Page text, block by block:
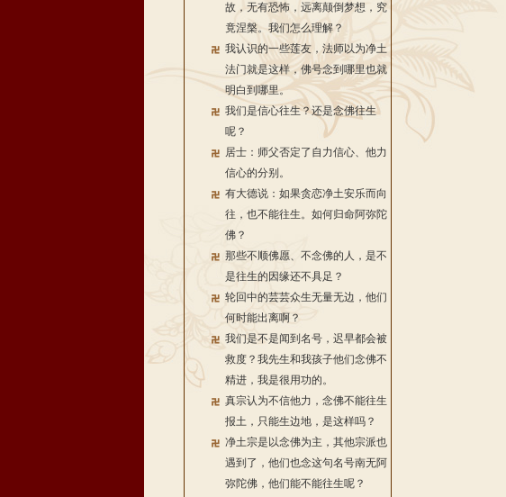
故，无有恐怖，远离颠倒梦想，究
竟涅槃。我们怎么理解？
我认识的一些莲友，法师以为净土
法门就是这样，佛号念到哪里也就
明白到哪里。
我们是信心往生？还是念佛往生
呢？
居士：师父否定了自力信心、他力
信心的分别。
有大德说：如果贪恋净土安乐而向
往，也不能往生。如何归命阿弥陀
佛？
那些不顺佛愿、不念佛的人，是不
是往生的因缘还不具足？
轮回中的芸芸众生无量无边，他们
何时能出离啊？
我们是不是闻到名号，迟早都会被
救度？我先生和我孩子他们念佛不
精进，我是很用功的。
真宗认为不信他力，念佛不能往生
报土，只能生边地，是这样吗？
净土宗是以念佛为主，其他宗派也
遇到了，他们也念这句名号南无阿
弥陀佛，他们能不能往生呢？